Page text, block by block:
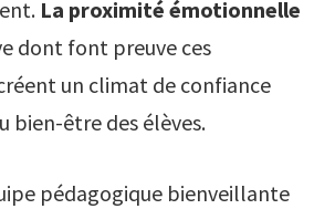
La proximité émotionnelle
dont font preuve ces
un climat de confiance
bien-être des élèves.
pédagogique bienveillante